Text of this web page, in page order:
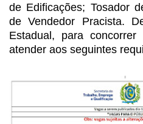
de Edificações; Tosador
de Vendedor Pracista.
Estadual, para
atender aos seguintes